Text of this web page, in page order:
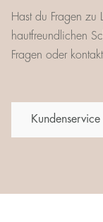
Hast du Fragen zu
hautfreundlichen
Fragen oder
Kundenservice